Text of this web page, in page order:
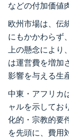
などの付加価値
欧州市場は、伝
にもかかわらず
上の懸念により
は運営費を増加
影響を与える生
中東・アフリカ
ャルを示してお
化的・宗教的要
を先頭に、費用